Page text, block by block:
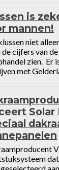
is
mannen!
niet
de cijfers van
zien. Er
met